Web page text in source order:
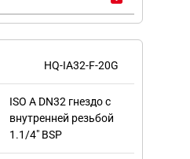
HQ-IA32-F-20G
ISO A DN32 гнездо с
внутренней резьбой
1.1/4" BSP